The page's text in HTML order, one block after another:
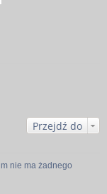
Przejdź do
nie ma żadnego